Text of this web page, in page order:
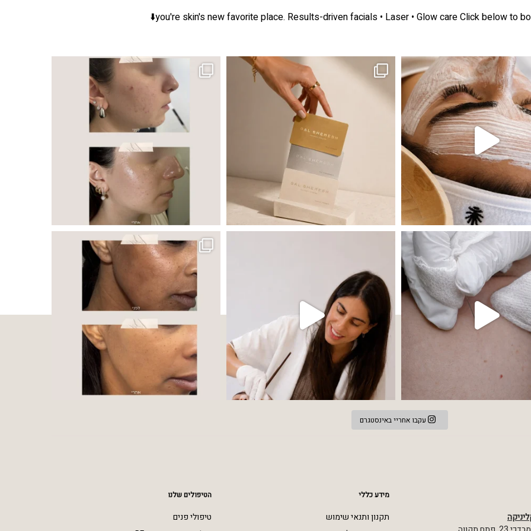
you're skin's new favorite place. Results-driven facials • Laser • Glow careClick below to
מועדון החברות שלנו סוף סוף נפתח. מהיום, אקנה הוא אחד המצבים הנפוצים ביותר בעור, אך לכל עור
שהעור פשוט צריך לעצור רגע, לנשום ולהתאזן תהליך אחד שיכול לעשות הבדל גדול במראה ובאיכות העור
עקבו אחריי באינסטגרם
מידע כללי
תקנון ותנאי שימוש
הטיפולים שלנו
טיפולי פנים